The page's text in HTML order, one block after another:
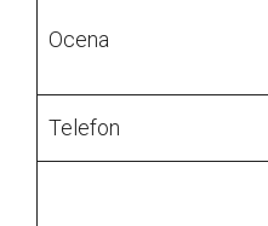
Ocena
Telefon